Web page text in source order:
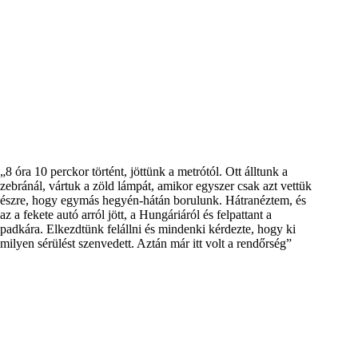
8 óra 10 perckor történt, jöttünk a metrótól. Ott álltunk a
zebránál, vártuk a zöld lámpát, amikor egyszer csak azt vettük
észre, hogy egymás hegyén-hátán borulunk. Hátranéztem, és
az a fekete autó arról jött, a Hungáriáról és felpattant a
padkára. Elkezdtünk felállni és mindenki kérdezte, hogy ki
milyen sérülést szenvedett. Aztán már itt volt a rendőrség